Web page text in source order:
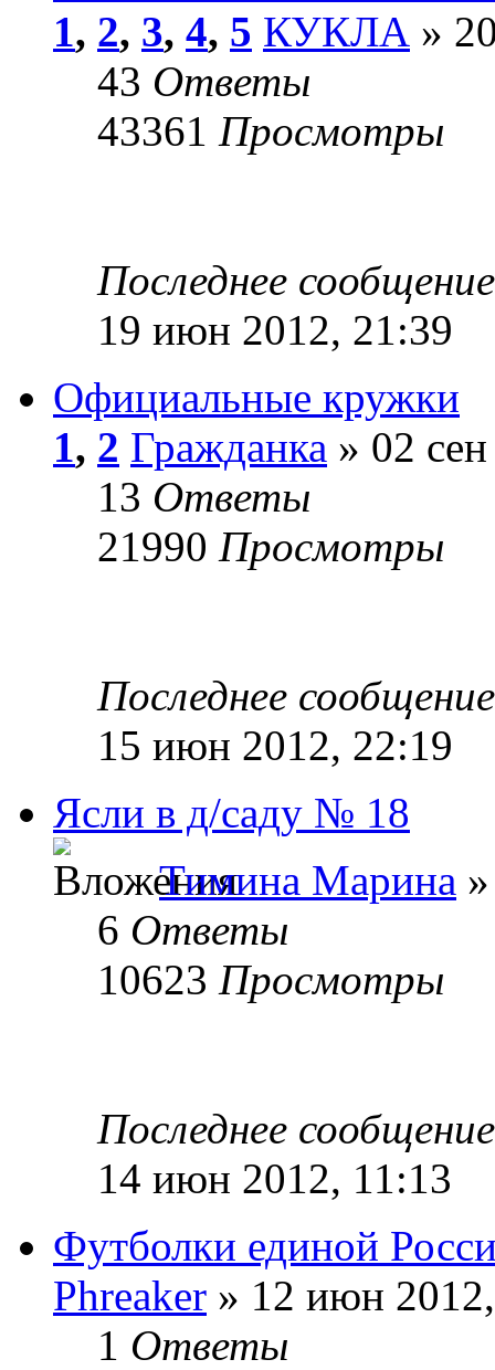
1, 2, 3, 4, 5 КУКЛА »
43 Ответы
43361 Просмотры
Последнее
19 июн 2012, 21:39
Официальные кружки
1, 2 Гражданка » 02
13 Ответы
21990 Просмотры
Последнее
15 июн 2012, 22:19
Ясли в д/саду № 18
Тимина Марина
6 Ответы
10623 Просмотры
Последнее
14 июн 2012, 11:13
Футболки единой
Phreaker » 12 июн
1 Ответы